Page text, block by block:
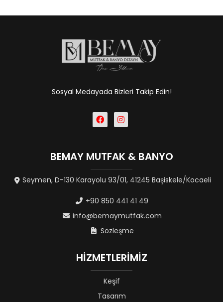
Sosyal Medayada Bizleri Takip Edin!
BEMAY MUTFAK & BANYO
Seymen, D-130 Karayolu 93/01, 41245 Başiskele/Kocaeli
+90 850 441 41 49
info@bemaymutfak.com
Sözleşme
HİZMETLERİMİZ
Keşif
Tasarım